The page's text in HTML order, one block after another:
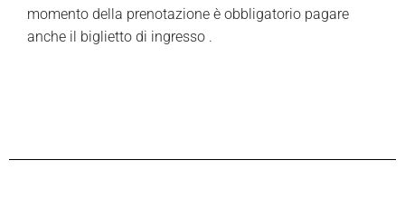
momento della prenotazione è obbligatorio pagare
anche il biglietto di ingresso .